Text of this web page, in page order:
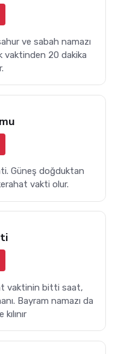
ve sabah namazı
vaktinden 20 dakika
Güneş doğduktan
vakti olur.
vaktinin bitti saat,
Bayram namazı da